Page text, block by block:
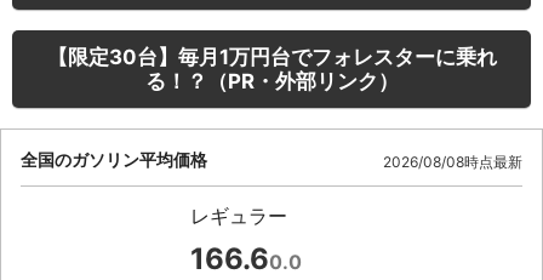
【限定30台】毎月1万円台でフォレスターに乗れ
る！？（PR・外部リンク）
全国のガソリン平均価格 2026/08/08時点最新
レギュラー
166.60.0